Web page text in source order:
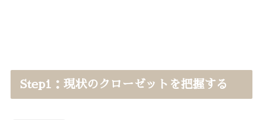
Step1：現状のクローゼットを把握する